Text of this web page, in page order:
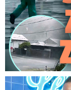
Na Gáboríka se